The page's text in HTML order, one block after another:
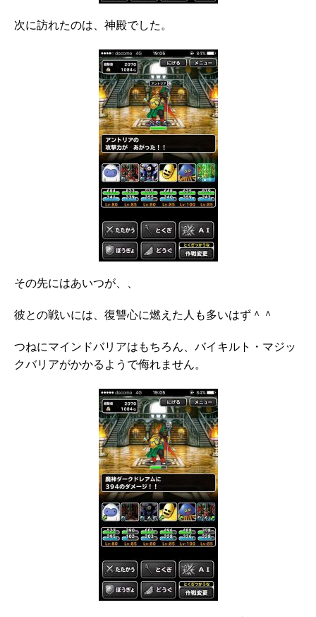
次に訪れたのは、神殿でした。
その先にはあいつが、、
彼との戦いには、復讐心に燃えた人も多いはず＾＾
つねにマインドバリアはもちろん、バイキルト・マジッ
クバリアがかかるようで侮れません。